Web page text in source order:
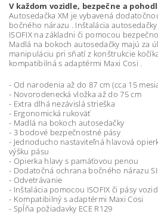
V každom vozidle, bezpečne a
Autosedačka XM je vybavená
bočného nárazu . Inštalácia
ISOFIX na základni či pomocou
Madlá na bokoch autosedačky majú za
manipuláciu pri sňatí z konštrukcie
kompatibilná s adaptérmi Maxi Cosi .
- Od narodenia až do 87 cm (cca 15
- Novorodenecká vložka až do 75 cm
- Extra dlhá nezávislá strieška
- Ergonomická rukoväť
- Madlá na bokoch autosedačky
- 3 bodové bezpečnostné pásy
- Jednoducho nastaviteľná hlavová
výšku pásu
- Opierka hlavy s pamäťovou penou
- Dodatočná ochrana bočného nárazu
- Odvetrávanie
- Inštalácia pomocou ISOFIX či pásy
- Kompatibilný s adaptérmi Maxi Cosi
- Spĺňa požiadavky ECE R129